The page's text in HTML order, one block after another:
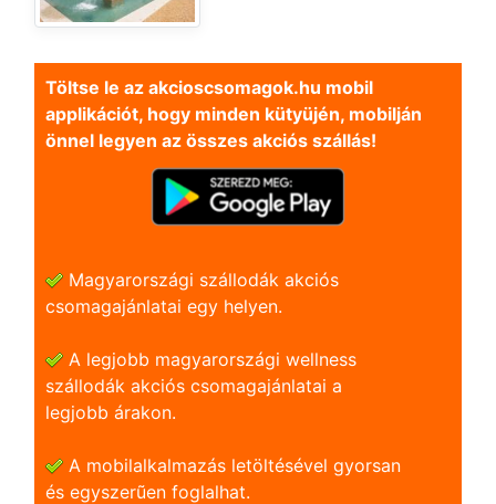
Töltse le az akcioscsomagok.hu mobil
applikációt, hogy minden kütyüjén, mobilján
önnel legyen az összes akciós szállás!
Magyarországi szállodák akciós
csomagajánlatai egy helyen.
A legjobb magyarországi wellness
szállodák akciós csomagajánlatai a
legjobb árakon.
A mobilalkalmazás letöltésével gyorsan
és egyszerũen foglalhat.